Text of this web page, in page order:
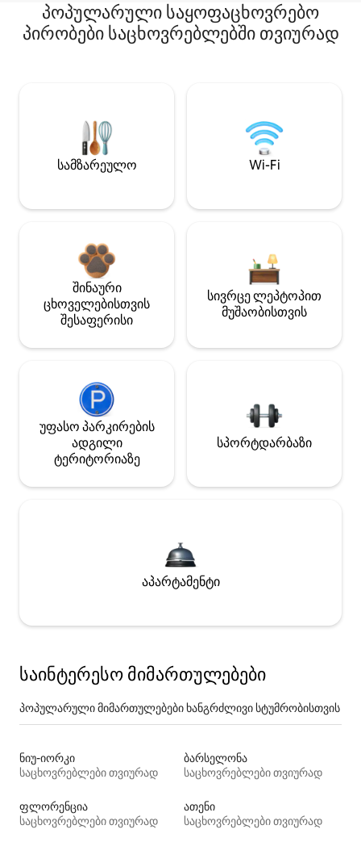
პოპულარული საყოფაცხოვრებო
პირობები საცხოვრებლებში თვიურად
სამზარეულო Wi-Fi
შინაური
ცხოველებისთვის
შესაფერისი
სივრცე ლეპტოპით
მუშაობისთვის
უფასო პარკირების
ადგილი
ტერიტორიაზე
სპორტდარბაზი
აპარტამენტი
საინტერესო მიმართულებები
პოპულარული მიმართულებები ხანგრძლივი სტუმრობისთვის
ნიუ-იორკი
საცხოვრებლები თვიურად
ბარსელონა
საცხოვრებლები თვიურად
ფლორენცია
საცხოვრებლები თვიურად
ათენი
საცხოვრებლები თვიურად